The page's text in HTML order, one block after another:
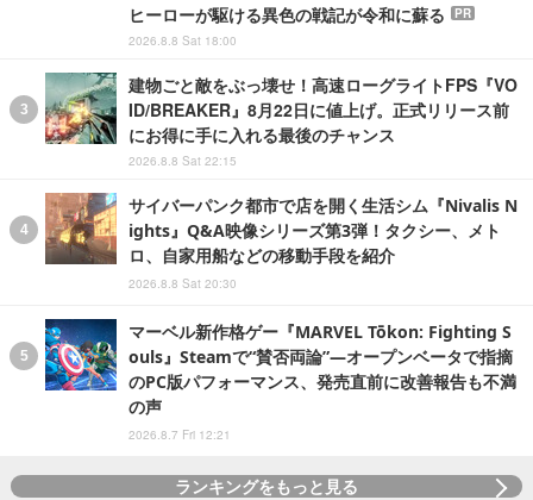
ヒーローが駆ける異色の戦記が令和に蘇る
PR
2026.8.8 Sat 18:00
建物ごと敵をぶっ壊せ！高速ローグライトFPS『VO
ID/BREAKER』8月22日に値上げ。正式リリース前
にお得に手に入れる最後のチャンス
2026.8.8 Sat 22:15
サイバーパンク都市で店を開く生活シム『Nivalis N
ights』Q&A映像シリーズ第3弾！タクシー、メト
ロ、自家用船などの移動手段を紹介
2026.8.8 Sat 20:30
マーベル新作格ゲー『MARVEL Tōkon: Fighting S
ouls』Steamで“賛否両論”―オープンベータで指摘
のPC版パフォーマンス、発売直前に改善報告も不満
の声
2026.8.7 Fri 12:21
ランキングをもっと見る